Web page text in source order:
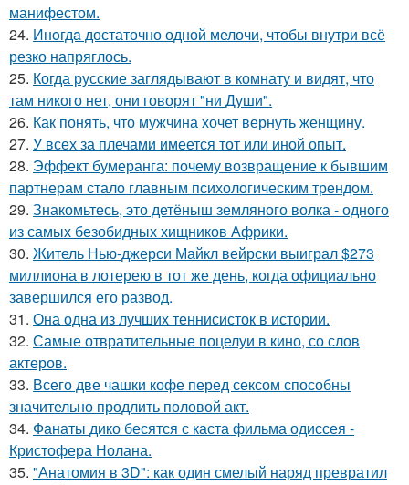
манифестом.
24. Инoгдa достаточно одной мелочи, чтобы внутри всё
резко напряглось.
25. Когда русские заглядывают в комнату и видят, что
там никого нет, они говорят "ни Души".
26. Как понять, что мужчина хочет вернуть женщину.
27. У всех за плечами имеется тот или иной опыт.
28. Эффект бумеранга: почему возвращение к бывшим
партнерам стало главным психологическим трендом.
29. Знакомьтесь, это детёныш земляного волка - одного
из самых безобидных хищников Африки.
30. Житель Нью-джерси Майкл вейрски выиграл $273
миллиона в лотерею в тот же день, когда официально
завершился его развод.
31. Она одна из лучших теннисисток в истории.
32. Самые отвратительные поцелуи в кино, со слов
актеров.
33. Всего две чашки кофе перед сексом способны
значительно продлить половой акт.
34. Фанаты дико бесятся с каста фильма одиссея -
Кристофера Нолана.
35. "Анатомия в 3D": как один смелый наряд превратил